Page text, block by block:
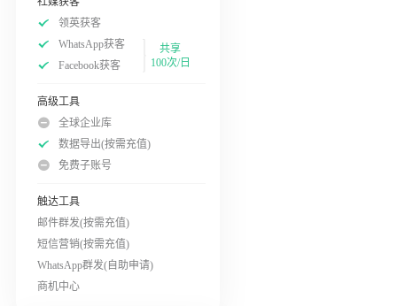
领英获客
WhatsApp获客
Facebook获客
共享
100次/日
高级工具
全球企业库
数据导出(按需充值)
免费子账号
触达工具
邮件群发(按需充值)
短信营销(按需充值)
WhatsApp群发(自助申请)
商机中心